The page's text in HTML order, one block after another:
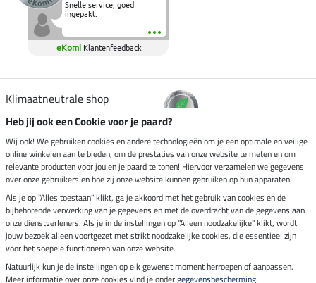
Snelle service, goed
ingepakt.
eKomi Klantenfeedback
Klimaatneutrale shop
Verzending per
Veilig betalen met
Impressum
Heb jij ook een Cookie voor je paard?
Wij ook! We gebruiken cookies en andere technologieën om je een optimale en veilige
online winkelen aan te bieden, om de prestaties van onze website te meten en om
relevante producten voor jou en je paard te tonen! Hiervoor verzamelen we gegevens
over onze gebruikers en hoe zij onze website kunnen gebruiken op hun apparaten.
Als je op "Alles toestaan" klikt, ga je akkoord met het gebruik van cookies en de
bijbehorende verwerking van je gegevens en met de overdracht van de gegevens aan
onze dienstverleners. Als je in de instellingen op "Alleen noodzakelijke" klikt, wordt
jouw bezoek alleen voortgezet met strikt noodzakelijke cookies, die essentieel zijn
voor het soepele functioneren van onze website.
Natuurlijk kun je de instellingen op elk gewenst moment herroepen of aanpassen.
Meer informatie over onze cookies vind je ondergegevensbescherming.